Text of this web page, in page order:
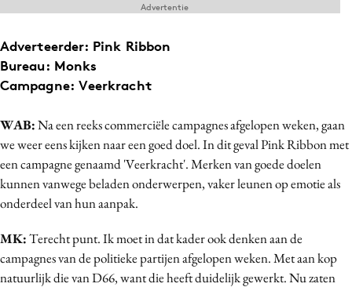
Partners
Topics
Bureaus
Campagnes
Carriere
Contentmarketing
Customer Experience
Data & Insights
Adverteerder: Pink Ribbon
Bureau: Monks
Campagne: Veerkracht
WAB:Na een reeks commerciële campagnes afgelopen weken, gaan
we weer eens kijken naar een goed doel. In dit geval Pink Ribbon met
een campagne genaamd 'Veerkracht'. Merken van goede doelen
kunnen vanwege beladen onderwerpen, vaker leunen op emotie als
onderdeel van hun aanpak.
MK:Terecht punt. Ik moet in dat kader ook denken aan de
campagnes van de politieke partijen afgelopen weken. Met aan kop
natuurlijk die van D66, want die heeft duidelijk gewerkt. Nu zaten
Advertentie